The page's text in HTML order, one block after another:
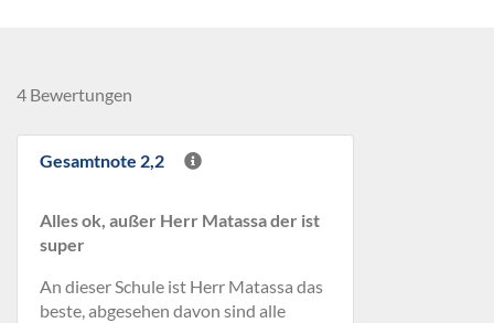
4 Bewertungen
Gesamtnote 2,2
Alles ok, außer Herr Matassa der ist
super
An dieser Schule ist Herr Matassa das
beste, abgesehen davon sind alle